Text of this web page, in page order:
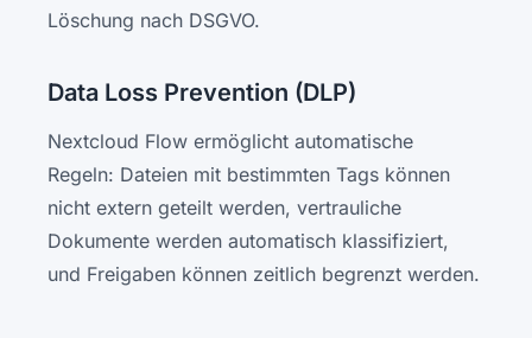
Löschung nach DSGVO.
Data Loss Prevention (DLP)
Nextcloud Flow ermöglicht automatische
Regeln: Dateien mit bestimmten Tags können
nicht extern geteilt werden, vertrauliche
Dokumente werden automatisch klassifiziert,
und Freigaben können zeitlich begrenzt werden.